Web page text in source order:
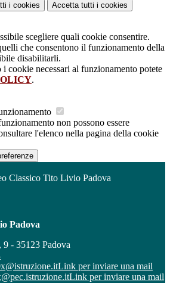
i cookies Accetta tutti i cookies
scegliere quali cookie consentire.
che consentono il funzionamento della
disabilitarli.
i cookie necessari al funzionamento potete
.
non possono essere
l'elenco nella pagina della cookie
Classico Tito Livio Padova
Padova
- 35123 Padova
Link per inviare una mail
Link per inviare una mail